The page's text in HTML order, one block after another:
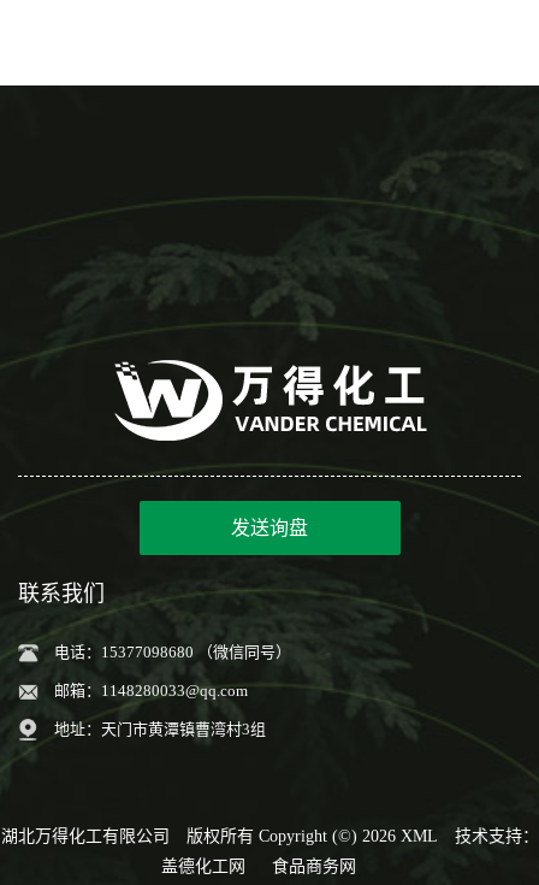
发送询盘
联系我们
电话：15377098680 （微信同号）
邮箱： 1148280033@qq.com
地址：天门市黄潭镇曹湾村3组
湖北万得化工有限公司 版权所有 Copyright (©) 2026 XML
技术支持：
盖德化工网
食品商务网